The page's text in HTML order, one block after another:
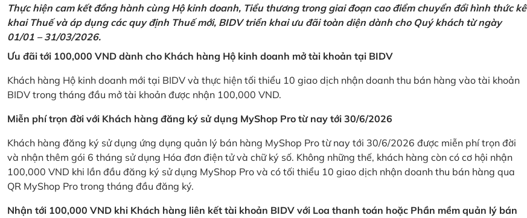
Thực hiện cam kết đồng hành cùng Hộ kinh doanh, Tiểu thương trong giai đoạn cao điểm chuyển đổi hình thức kê
khai Thuế và áp dụng các quy định Thuế mới, BIDV triển khai ưu đãi toàn diện dành cho Quý khách từ ngày
01/01 – 31/03/2026.
Ưu đãi tới 100,000 VND dành cho Khách hàng Hộ kinh doanh mở tài khoản tại BIDV
Khách hàng Hộ kinh doanh mới tại BIDV và thực hiện tối thiểu 10 giao dịch nhận doanh thu bán hàng vào tài khoản
BIDV trong tháng đầu mở tài khoản được nhận 100,000 VND.
Miễn phí trọn đời với Khách hàng đăng ký sử dụng MyShop Pro từ nay tới 30/6/2026
Khách hàng đăng ký sử dụng ứng dụng quản lý bán hàng MyShop Pro từ nay tới 30/6/2026 được miễn phí trọn đời
và nhận thêm gói 6 tháng sử dụng Hóa đơn điện tử và chữ ký số. Không những thế, khách hàng còn có cơ hội nhận
100,000 VND khi lần đầu đăng ký sử dụng MyShop Pro và có tối thiểu 10 giao dịch nhận doanh thu bán hàng qua
QR MyShop Pro trong tháng đầu đăng ký.
Nhận tới 100,000 VND khi Khách hàng liên kết tài khoản BIDV với Loa thanh toán hoặc Phần mềm quản lý bán